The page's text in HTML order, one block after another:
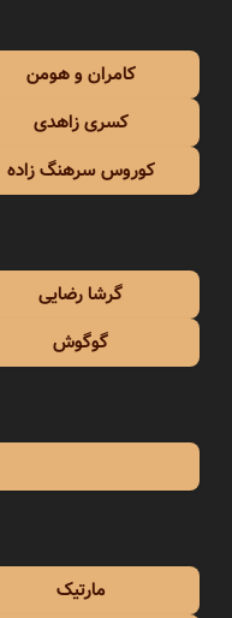
کامران و هومن
کسری زاهدی
کوروس سرهنگ زاده
گرشا رضایی
گوگوش
مارتیک